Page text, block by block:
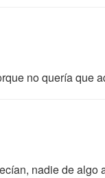
no quería que
nadie de algo